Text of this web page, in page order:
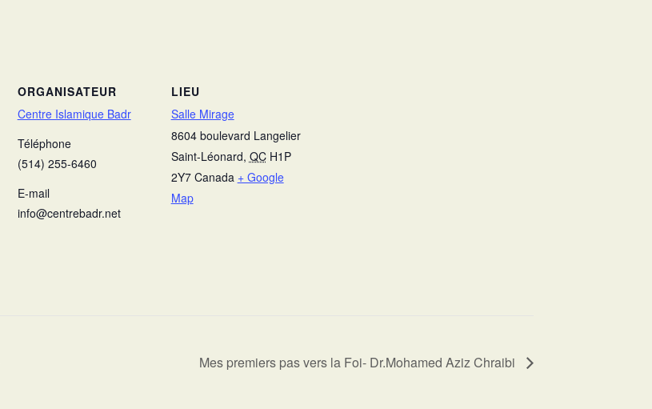
ORGANISATEUR
Centre Islamique Badr
Téléphone
(514) 255-6460
E-mail
info@centrebadr.net
LIEU
Salle Mirage
8604 boulevard Langelier
Saint-Léonard, QC H1P
2Y7 Canada + Google
Map
Mes premiers pas vers la Foi- Dr.Mohamed Aziz Chraibi